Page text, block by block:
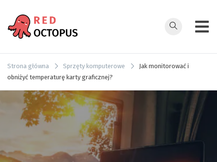
treści
redoctopus.in
Strona główna Sprzęty komputerowe
Jak monitorować i
obniżyć temperaturę karty graficznej?